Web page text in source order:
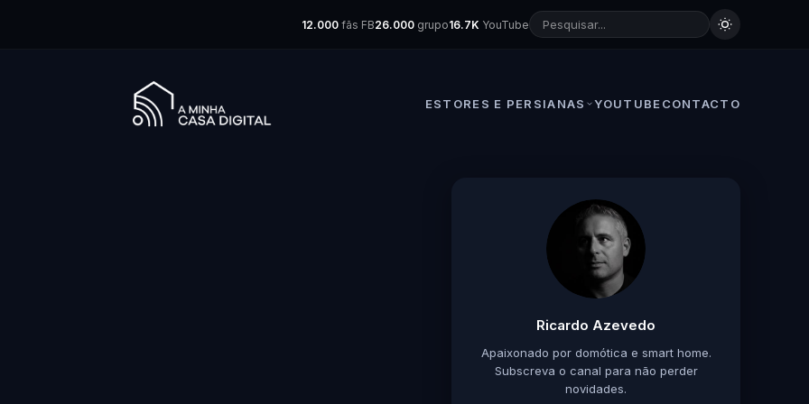
12.000 fãs FB26.000 grupo16.7K YouTube
ESTORES E PERSIANAS YOUTUBE CONTACTO
Ricardo Azevedo
Apaixonado por domótica e smart home.
Subscreva o canal para não perder
novidades.